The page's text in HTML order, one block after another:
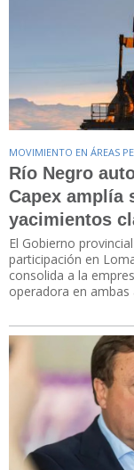
MOVIMIENTO EN ÁREAS
Río Negro
Capex amplía
yacimientos
El Gobierno
participación en
consolida a la
operadora en ambas